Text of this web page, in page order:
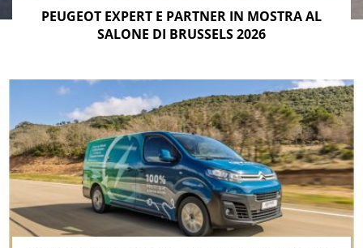
PEUGEOT EXPERT E PARTNER IN MOSTRA AL
SALONE DI BRUSSELS 2026